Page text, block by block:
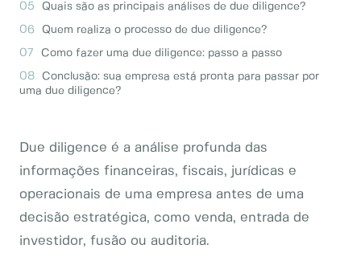
Quais são as principais análises de due diligence?
Quem realiza o processo de due diligence?
Como fazer uma due diligence: passo a passo
Conclusão: sua empresa está pronta para passar por
uma due diligence?
Due diligence é a análise profunda das
informações financeiras, fiscais, jurídicas e
operacionais de uma empresa antes de uma
decisão estratégica, como venda, entrada de
investidor, fusão ou auditoria.